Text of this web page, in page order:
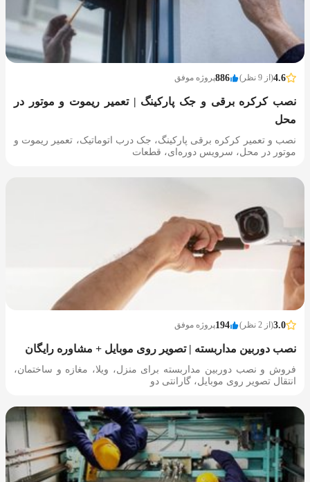
4.6(از 9 نظر) 886پروژه موفق
نصب کرکره برقی و جک پارکینگ | تعمیر ریموت و موتور در
محل
نصب و تعمیر کرکره برقی پارکینگ، جک درب اتوماتیک، تعمیر ریموت و
موتور در محل، سرویس دوره‌ای، قطعات
3.0(از 2 نظر) 194پروژه موفق
نصب دوربین مداربسته | تصویر روی موبایل + مشاوره رایگان
فروش و نصب دوربین مداربسته برای منزل، ویلا، مغازه و ساختمان،
انتقال تصویر روی موبایل، گارانتی دو